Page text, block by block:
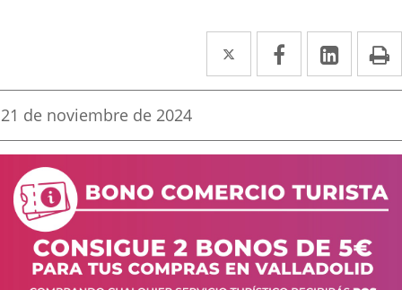
Twitter
Enlace
a
aplicación
Facebook
Enlace
a
aplicación
Enlace
a
Fecha
la
noticia
21 de noviembre de 2024